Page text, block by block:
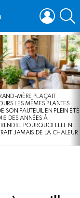
LOGIN
MÈRE PLAÇAIT
LES MÊMES PLANTES
SON FAUTEUIL EN PLEIN ÉTÉ
DES ANNÉES À
POURQUOI ELLE NE
JAMAIS DE LA CHALEUR